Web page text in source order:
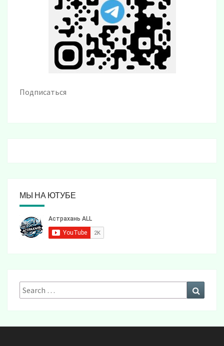
Подписаться
МЫ НА ЮТУБЕ
Search
for: